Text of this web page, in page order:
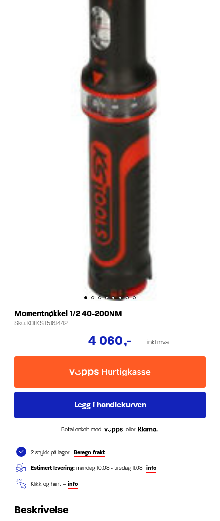
Momentnøkkel 1/2 40-200NM
Sku.KCLKST516.1442
4 060,- inkl mva
Betal enkelt med eller
2 stykk på lager Beregn frakt
Estimert levering: mandag 10.08 - tirsdag 11.08 info
Klikk og hent – info
Beskrivelse